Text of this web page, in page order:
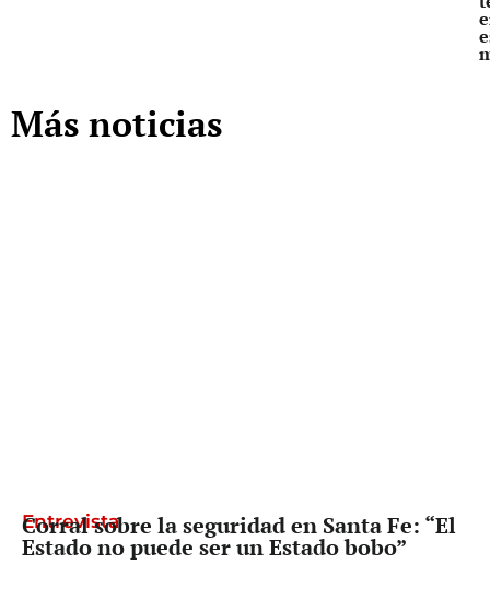
Más noticias
Entrevista
Corral sobre la seguridad en Santa Fe: “El
Estado no puede ser un Estado bobo”